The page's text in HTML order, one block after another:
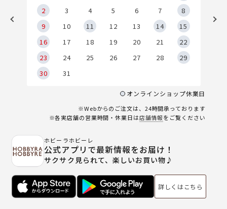
2
3 4 5 6 7
8
9
10 11 12 13 14
15
16
17 18 19 20 21
22
23
24 25 26 27 28
29
30
31
オンラインショップ休業日
※Webからのご注文は、24時間承っております
※各実店舗の営業時間・休業日は店舗情報をご覧ください
ホビーラホビーレ
公式アプリで最新情報をお届け！
サクサク見られて、楽しいお買い物♪
詳しくはこちら